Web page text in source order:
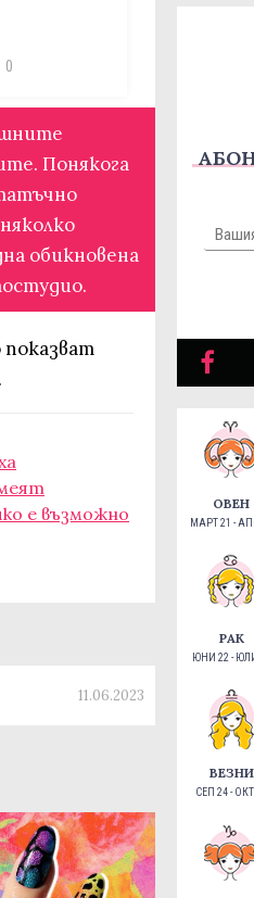
0
Понякога
обикновена
показват
е възможно
11.06.2023
ОВЕН
МАРТ 21 -
РАК
ЮНИ 22 -
ВЕЗНИ
СЕП 24 - ОКТ